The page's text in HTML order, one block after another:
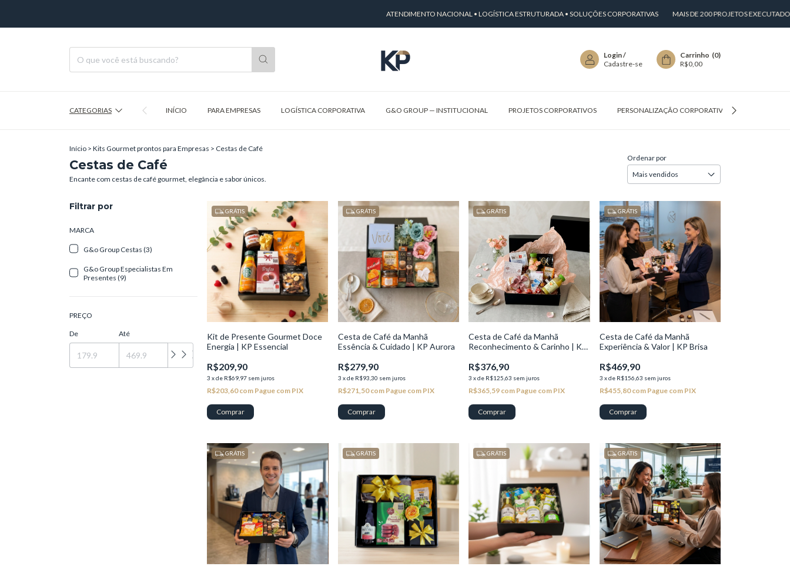
ATENDIMENTO NACIONAL • LOGÍSTICA ESTRUTURADA • SOLUÇÕES CORPORATIVAS MAIS DE 200 PROJETOS EXECUTADOS
Login/
Cadastre-se
Carrinho (0)
R$0,00
CATEGORIAS INÍCIO PARA EMPRESAS LOGÍSTICA CORPORATIVA G&O GROUP — INSTITUCIONAL PROJETOS CORPORATIVOS PERSONALIZAÇÃO CORPORATIVA
Início > Kits Gourmet prontos para Empresas > Cestas de Café
Cestas de Café
Encante com cestas de café gourmet, elegância e sabor únicos.
Ordenar por
Filtrar por
MARCA
G&o Group Cestas (3)
G&o Group Especialistas Em
Presentes (9)
PREÇO
De Até
GRÁTIS
Kit de Presente Gourmet Doce
Energia | KP Essencial
R$209,90
3 xde R$69,97 sem juros
R$203,60com Pague com PIX
GRÁTIS
Cesta de Café da Manhã
Essência & Cuidado | KP Aurora
R$279,90
3 xde R$93,30 sem juros
R$271,50com Pague com PIX
GRÁTIS
Cesta de Café da Manhã
Reconhecimento & Carinho | KP
R$376,90
3 xde R$125,63 sem juros
R$365,59 com Pague com PIX
GRÁTIS
Cesta de Café da Manhã
Experiência & Valor | KP Brisa
R$469,90
3 xde R$156,63 sem juros
R$455,80com Pague com PIX
GRÁTIS GRÁTIS GRÁTIS GRÁTIS